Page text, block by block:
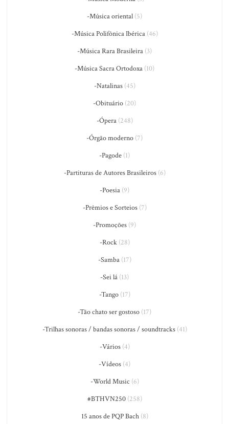
-Música oriental (5)
-Música Polifônica Ibérica(46)
-Música Rara Brasileira (3)
-Música Sacra Ortodoxa (10)
-Natalinas(45)
-Obituário (20)
-Ópera(248)
-Órgão moderno (7)
-Pagode (1)
-Partituras de Autores Brasileiros(6)
-Poesia (9)
-Prêmios e Sorteios(7)
-Promoções (9)
-Rock(28)
-Samba(17)
-Sei lá (13)
-Tango(17)
-Tão chato ser gostoso (17)
-Trilhas sonoras / bandas sonoras / soundtracks(41)
-Vários(4)
-Vídeos (4)
-World Music (6)
#BTHVN250(258)
15 anos de PQP Bach(8)